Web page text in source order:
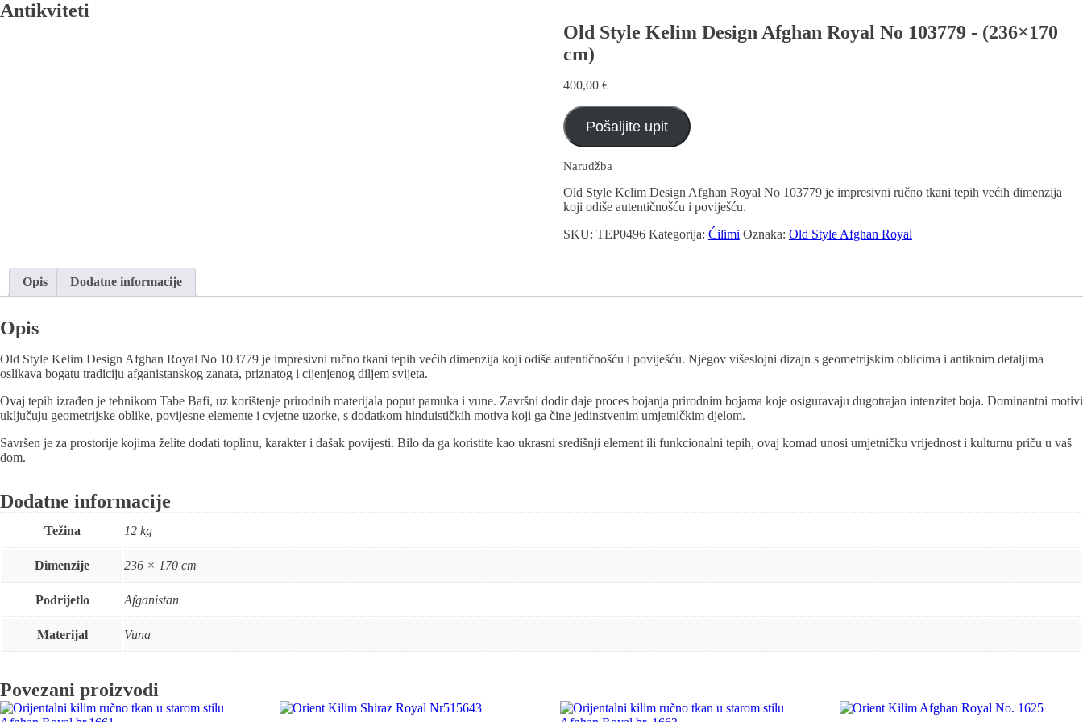
Antikviteti
Old Style Kelim Design Afghan Royal No 103779 - (236×170
cm)
400,00 €
Pošaljite upit
Narudžba
Old Style Kelim Design Afghan Royal No 103779 je impresivni ručno tkani tepih većih dimenzija
koji odiše autentičnošću i poviješću.
SKU: TEP0496 Kategorija: Ćilimi Oznaka: Old Style Afghan Royal
Opis Dodatne informacije
Opis
Old Style Kelim Design Afghan Royal No 103779 je impresivni ručno tkani tepih većih dimenzija koji odiše autentičnošću i poviješću. Njegov višeslojni dizajn s geometrijskim oblicima i antiknim detaljima
oslikava bogatu tradiciju afganistanskog zanata, priznatog i cijenjenog diljem svijeta.
Ovaj tepih izrađen je tehnikom Tabe Bafi, uz korištenje prirodnih materijala poput pamuka i vune. Završni dodir daje proces bojanja prirodnim bojama koje osiguravaju dugotrajan intenzitet boja. Dominantni motivi
uključuju geometrijske oblike, povijesne elemente i cvjetne uzorke, s dodatkom hinduističkih motiva koji ga čine jedinstvenim umjetničkim djelom.
Savršen je za prostorije kojima želite dodati toplinu, karakter i dašak povijesti. Bilo da ga koristite kao ukrasni središnji element ili funkcionalni tepih, ovaj komad unosi umjetničku vrijednost i kulturnu priču u vaš
dom.
Dodatne informacije
Težina 12 kg
Dimenzije 236 × 170 cm
Podrijetlo Afganistan
Materijal Vuna
Povezani proizvodi